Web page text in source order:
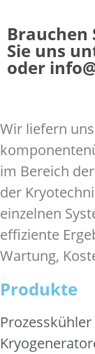
Brauchen
Sie uns
oder
Wir liefern
im Bereich
der
einzelnen
effiziente
Wartung,
Produkte
Prozesskühler